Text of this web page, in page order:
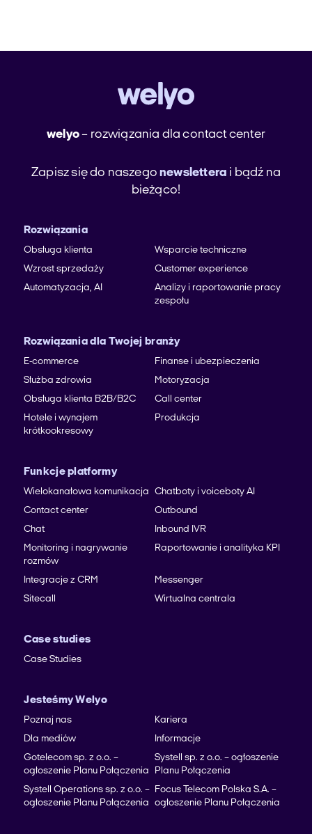
welyo– rozwiązania dla contact center
Zapisz się do naszegonewslettera i bądź na
bieżąco!
Rozwiązania
Obsługa klienta
Wsparcie techniczne
Wzrost sprzedaży
Customer experience
Automatyzacja, AI
Analizy i raportowanie pracy
zespołu
Rozwiązania dla Twojej branży
E-commerce
Finanse i ubezpieczenia
Służba zdrowia
Motoryzacja
Obsługa klienta B2B/B2C
Call center
Hotele i wynajem
krótkookresowy
Produkcja
Funkcje platformy
Wielokanałowa komunikacja Chatboty i voiceboty AI
Contact center
Outbound
Chat
Inbound IVR
Monitoring i nagrywanie
rozmów
Raportowanie i analityka KPI
Integracje z CRM
Messenger
Sitecall
Wirtualna centrala
Case studies
Case Studies
Jesteśmy Welyo
Poznaj nas
Kariera
Dla mediów
Informacje
Gotelecom sp. z o.o. –
ogłoszenie Planu Połączenia
Systell sp. z o.o. – ogłoszenie
Planu Połączenia
Systell Operations sp. z o.o. –
ogłoszenie Planu Połączenia
Focus Telecom Polska S.A. –
ogłoszenie Planu Połączenia